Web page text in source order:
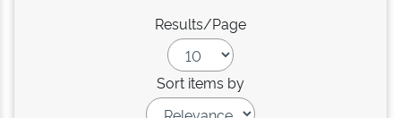
Results/Page
Sort items by